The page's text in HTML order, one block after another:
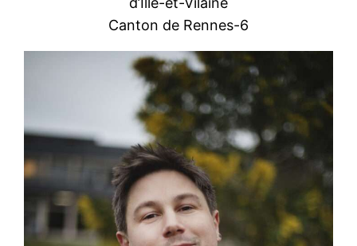
Canton de Rennes-6